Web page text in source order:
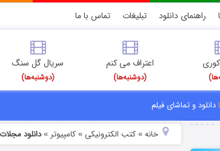
راهنمای دانلود تبلیغات تماس با ما
اعتراف می کنم
(دوشنبه‌ها)
سریال گل سنگ
(دوشنبه‌ها)
دانلود و تماشای فیلم
خانه» کتب الکترونیکی » کامپیوتر »دانلود